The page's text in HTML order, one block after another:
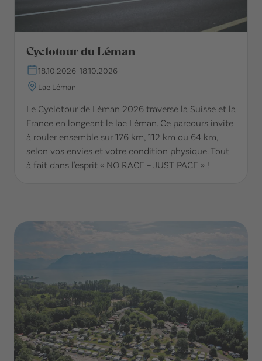
Cyclotour du Léman
18.10.2026-18.10.2026
Lac Léman
Le Cyclotour de Léman 2026 traverse la Suisse et la
France en longeant le lac Léman. Ce parcours invite
à rouler ensemble sur 176 km, 112 km ou 64 km,
selon vos envies et votre condition physique. Tout
à fait dans l'esprit « NO RACE – JUST PACE » !